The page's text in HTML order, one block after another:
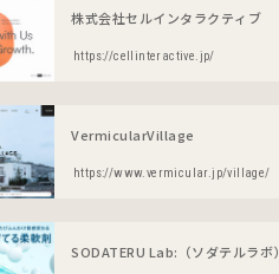
株式会社セルインタラクティブ
https://cellinteractive.jp/
VermicularVillage
https://www.vermicular.jp/village/
SODATERU Lab:（ソダテルラボ）